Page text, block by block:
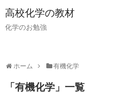
高校化学の教材
化学のお勉強
ホーム 有機化学
「 有機化学 」 一覧